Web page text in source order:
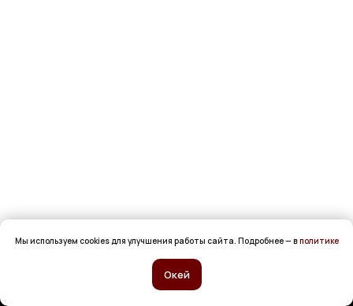
Мы используем cookies для улучшения работы сайта. Подробнее — вполитике
Окей